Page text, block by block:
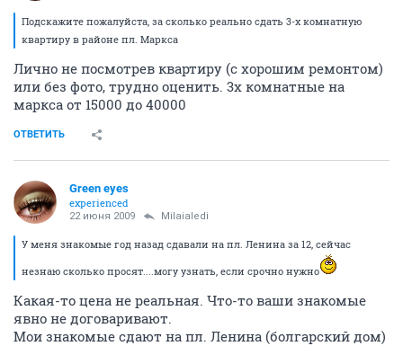
Подскажите пожалуйста, за сколько реально сдать 3-х комнатную
квартиру в районе пл. Маркса
Лично не посмотрев квартиру (с хорошим ремонтом)
или без фото, трудно оценить. 3х комнатные на
маркса от 15000 до 40000
ОТВЕТИТЬ
Green eyes
experienced
22 июня 2009 Milaialedi
У меня знакомые год назад сдавали на пл. Ленина за 12, сейчас
незнаю сколько просят....могу узнать, если срочно нужно
Какая-то цена не реальная. Что-то ваши знакомые
явно не договаривают.
Мои знакомые сдают на пл. Ленина (болгарский дом)